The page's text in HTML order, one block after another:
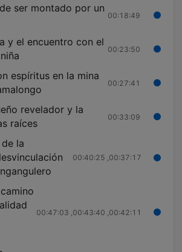
00:18:49
ser montado por un
00:23:50
y el encuentro con el
00:27:41
espíritus en la mina
00:33:09
revelador y la
raíces
00:37:17, 00:40:25
la
00:42:11, 00:43:40, 00:47:03